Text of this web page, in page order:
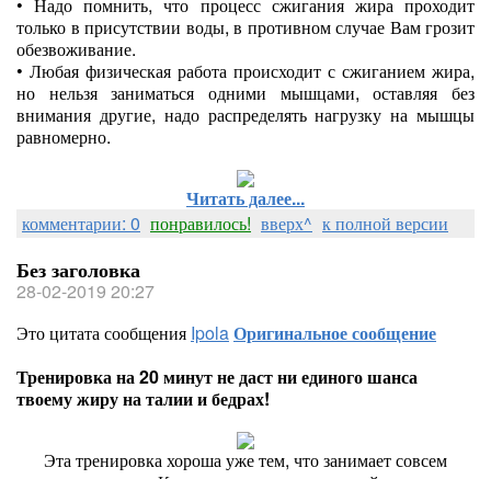
только в присутствии воды, в противном случае Вам грозит
обезвоживание.
• Любая физическая работа происходит с сжиганием жира,
но нельзя заниматься одними мышцами, оставляя без
внимания другие, надо распределять нагрузку на мышцы
равномерно.
Читать далее...
комментарии: 0 понравилось! вверх^ к полной версии
Без заголовка
28-02-2019 20:27
Это цитата сообщения IpolaОригинальное сообщение
Тренировка на 20 минут не даст ни единого шанса
твоему жиру на талии и бедрах!
Эта тренировка хороша уже тем, что занимает совсем